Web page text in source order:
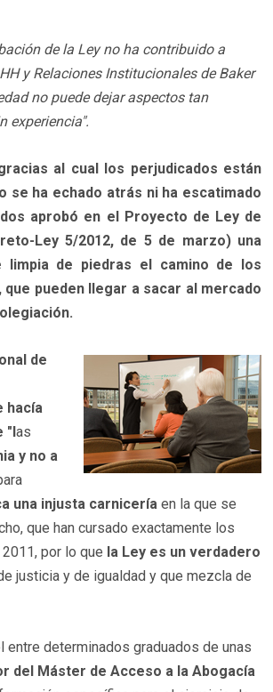
de la Ley no ha contribuido a
y Relaciones Institucionales de Baker
no puede dejar aspectos tan
experiencia".
al cual los perjudicados están
se ha echado atrás ni ha escatimado
aprobó en el Proyecto de Ley de
Ley 5/2012, de 5 de marzo) una
limpia de piedras el camino de los
pueden llegar a sacar al mercado
de
hacía
"l as
y no a
una injusta carnicería en la que se
que han cursado exactamente los
por lo que la Ley es un verdadero
justicia y de igualdad y que mezcla de
determinados graduados de unas
del Máster de Acceso a la Abogacía